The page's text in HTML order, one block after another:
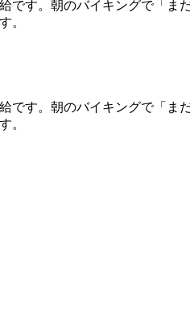
す。朝のバイキングで「ま
。
す。朝のバイキングで「ま
。